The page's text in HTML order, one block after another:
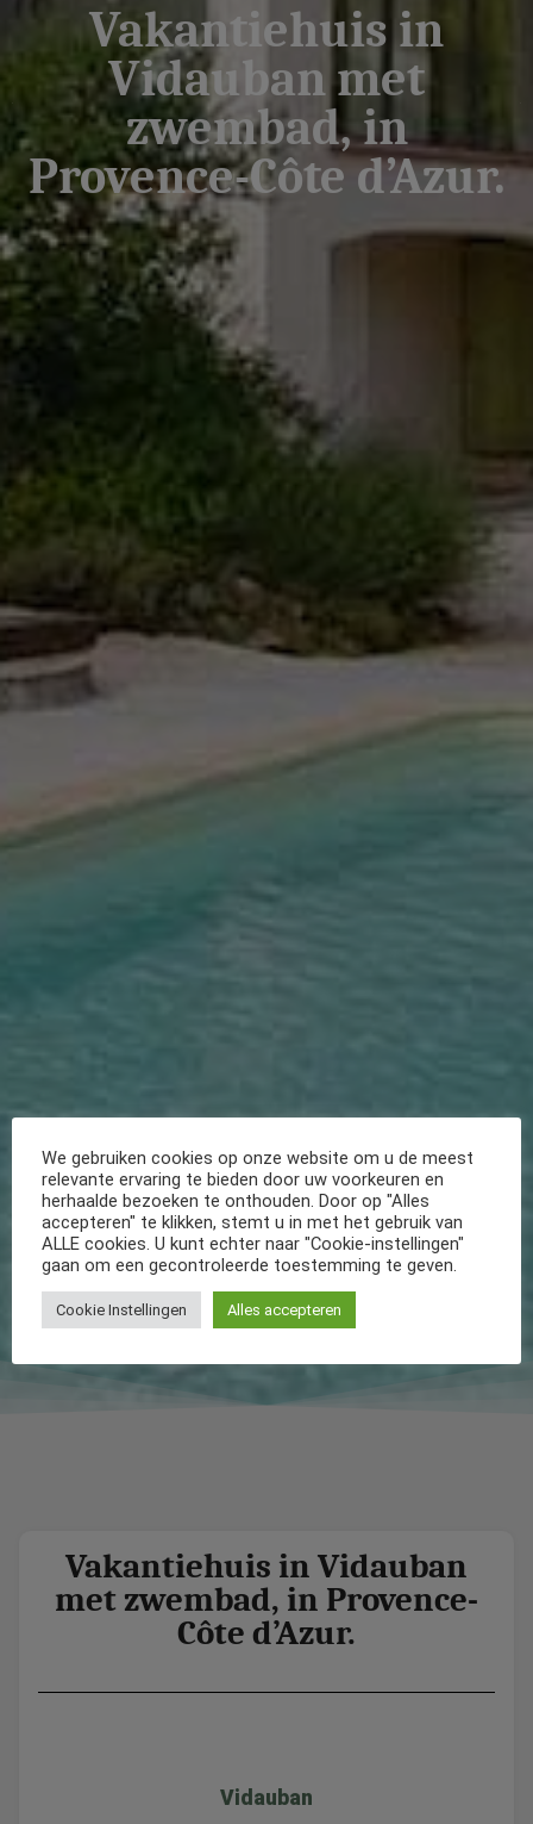
Vakantiehuis in
Vidauban met
zwembad, in
Provence-Côte d’Azur.
Vakantiehuis in Vidauban
met zwembad, in Provence-
Côte d’Azur.
Vidauban
We gebruiken cookies op onze website om u de meest
relevante ervaring te bieden door uw voorkeuren en
herhaalde bezoeken te onthouden. Door op "Alles
accepteren" te klikken, stemt u in met het gebruik van
ALLE cookies. U kunt echter naar "Cookie-instellingen"
gaan om een gecontroleerde toestemming te geven.
Cookie Instellingen Alles accepteren